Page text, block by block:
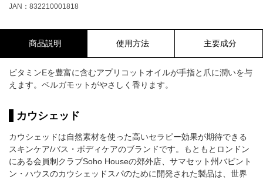
JAN：832210001818
商品説明 使用方法 主要成分
ビタミンEを豊富に含むアプリコットオイルが手指と爪に潤いを与
えます。ベルガモットがやさしく香ります。
カウシェッド
カウシェッドは自然素材を使った高いセラピー効果が期待できる
スキンケア/バス・ボディケアのブランドです。もともとロンドン
にある会員制クラブSoho Houseの郊外店、サマセット州バビント
ン・ハウスのカウシェッドスパのために開発された製品は、世界